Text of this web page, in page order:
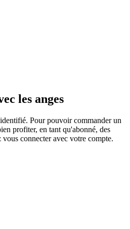
les anges
Pour pouvoir commander un
profiter, en tant qu'abonné, des
connecter avec votre compte.